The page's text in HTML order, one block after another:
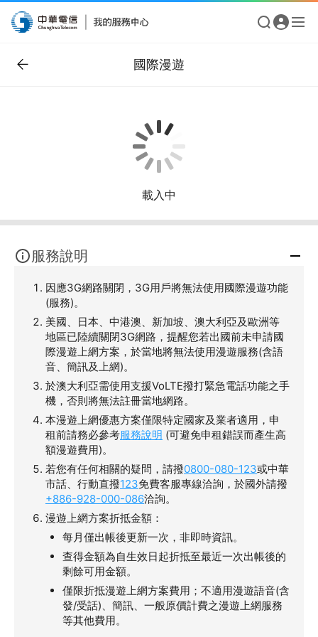
國際漫遊
載入中
服務說明
因應3G網路關閉，3G用戶將無法使用國際漫遊功能
(服務)。
美國、日本、中港澳、新加坡、澳大利亞及歐洲等
地區已陸續關閉3G網路，提醒您若出國前未申請國
際漫遊上網方案，於當地將無法使用漫遊服務(含語
音、簡訊及上網)。
於澳大利亞需使用支援VoLTE撥打緊急電話功能之手
機，否則將無法註冊當地網路。
本漫遊上網優惠方案僅限特定國家及業者適用，申
租前請務必參考服務說明 (可避免申租錯誤而產生高
額漫遊費用)。
若您有任何相關的疑問，請撥0800-080-123或中華
市話、行動直撥123免費客服專線洽詢，於國外請撥
+886-928-000-086洽詢。
漫遊上網方案折抵金額：
每月僅出帳後更新一次，非即時資訊。
查得金額為自生效日起折抵至最近一次出帳後的
剩餘可用金額。
僅限折抵漫遊上網方案費用；不適用漫遊語音(含
發/受話)、簡訊、一般原價計費之漫遊上網服務
等其他費用。